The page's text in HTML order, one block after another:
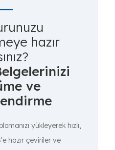
hazır
ve
yükleyerek hızlı,
hazır çeviriler ve